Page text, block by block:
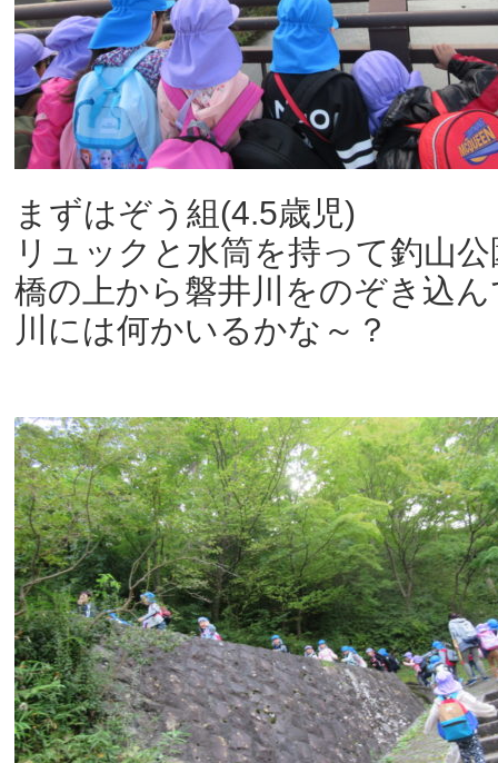
まずはぞう組(4.5歳児)
リュックと水筒を持って釣山
橋の上から磐井川をのぞき込
川には何かいるかな～？